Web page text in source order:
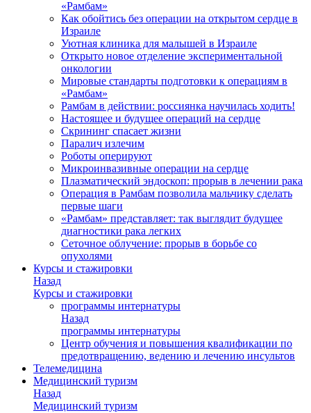
«Рамбам»
Как обойтись без операции на открытом сердце в
Израиле
Уютная клиника для малышей в Израиле
Открыто новое отделение экспериментальной
онкологии
Мировые стандарты подготовки к операциям в
«Рамбам»
Рамбам в действии: россиянка научилась ходить!
Настоящее и будущее операций на сердце
Скрининг спасает жизни
Паралич излечим
Роботы оперируют
Микроинвазивные операции на сердце
Плазматический эндоскоп: прорыв в лечении рака
Операция в Рамбам позволила мальчику сделать
первые шаги
«Рамбам» представляет: так выглядит будущее
диагностики рака легких
Сеточное облучение: прорыв в борьбе со
опухолями
Курсы и стажировки
Назад
Курсы и стажировки
программы интернатуры
Назад
программы интернатуры
Центр обучения и повышения квалификации по
предотвращению, ведению и лечению инсультов
Телемедицина
Медицинский туризм
Назад
Медицинский туризм